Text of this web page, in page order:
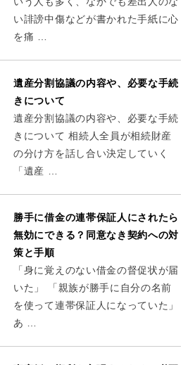
い誹謗中傷などが書かれた手紙に心
を痛 …
遺産分割協議の内容や、必要な手続
きについて
遺産分割協議の内容や、必要な手続
きについて 相続人全員が相続財産
の分け方を話し合い決定していく
「遺産 …
勝手に借金の連帯保証人にされたら
無効にできる？同意なき契約への対
策と手順
「身に覚えのない借金の督促状が届
いた」 「親族が勝手に自分の名前
を使って連帯保証人になっていた」
あ …